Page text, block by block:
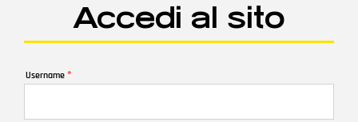
Accedi al sito
Username *